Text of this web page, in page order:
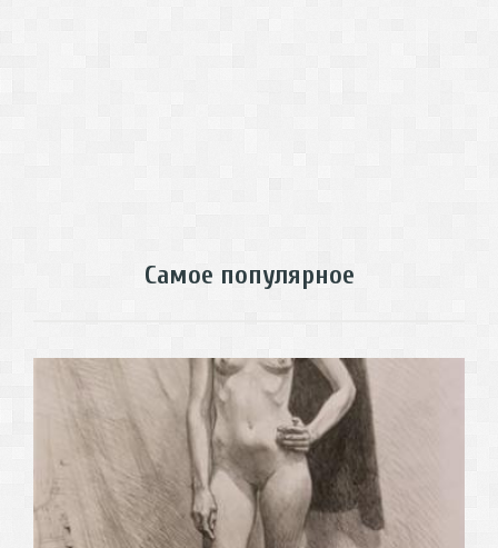
Самое популярное